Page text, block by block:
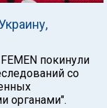
покинули
со
органами".